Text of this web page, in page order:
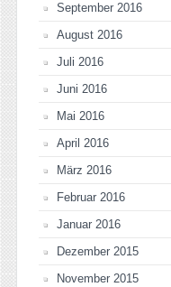
September 2016
August 2016
Juli 2016
Juni 2016
Mai 2016
April 2016
März 2016
Februar 2016
Januar 2016
Dezember 2015
November 2015